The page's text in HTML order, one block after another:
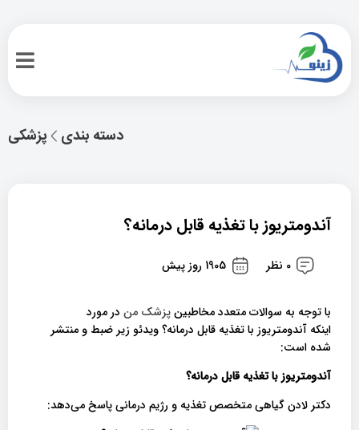
پزشکی دسته بندی
آندومتریوز با تغذیه قابل درمانه؟
0 نظر 1905 روز پیش
با توجه به سوالات متعدد مخاطبینپزشک من در مورد
اینکه آندومتریوز با تغذیه قابل درمانه؟ ویدئو زیر ضبط و منتشر
شده است:
آندومتریوز با تغذیه قابل درمانه؟
دکتر لادن گیاهی متخصص تغذیه و رژیم درمانی پاسخ می‌دهد: